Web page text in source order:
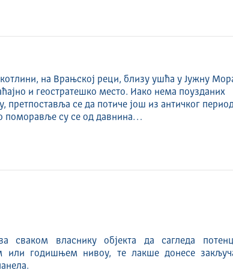
на Врањској реци, близу ушћа у Јужну
и геостратешко место. Иако нема поузданих
претпоставља се да потиче још из античког
поморавље су се од давнина…
сваком власнику објекта да сагледа
или годишњем нивоу, те лакше донесе